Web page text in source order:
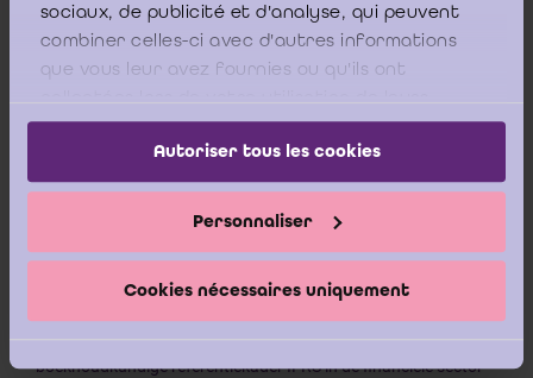
sociaux, de publicité et d'analyse, qui peuvent
combiner celles-ci avec d'autres informations
que vous leur avez fournies ou qu'ils ont
services.
Autoriser tous les cookies
Personnaliser
Cookies nécessaires uniquement
Hoofdstuk 2: Bedenkingen omtrent de crisissen
Hoofdstuk 3: Activiteiten van het IASB en FASB in het kader
Hoofdstuk 4: Interactie tussen de financiële crisis en het
sector in België
boekhoudkundige referentiekader IFRS in de financiële sector